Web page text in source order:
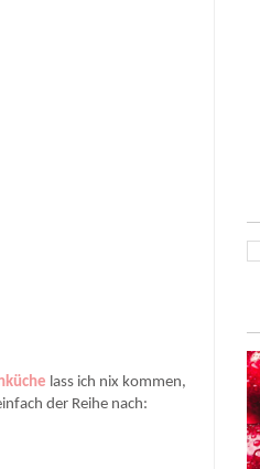
lass ich nix kommen,
der Reihe nach: